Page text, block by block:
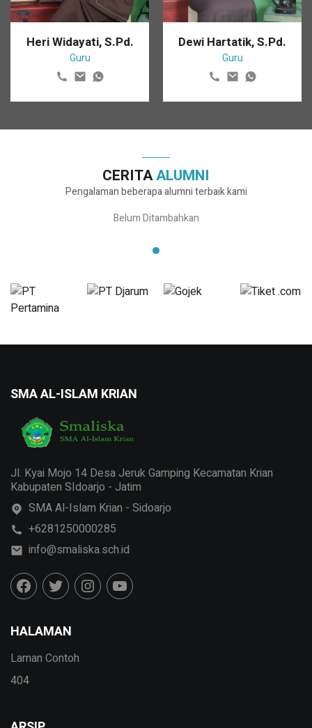
Heri Widayati, S.Pd.
Guru
Dewi Hartatik, S.Pd.
Guru
CERITAALUMNI
Pengalaman beberapa alumni terbaik kami
Belum Ditambahkan
SMA AL-ISLAM KRIAN
Jl. Kyai Mojo 14 Desa Jeruk Gamping Kecamatan Krian
Kabupaten SIdoarjo - Jatim
SMA Al-Islam Krian - Sidoarjo
+6281250000285
info@smaliska.sch.id
HALAMAN
Laman Contoh
404